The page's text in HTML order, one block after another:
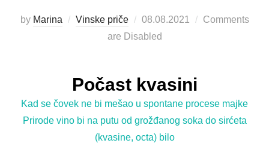
by Marina Vinske priče
Posted
on
08.08.2021
Comments
are Disabled
Počast kvasini
Kad se čovek ne bi mešao u spontane procese majke
Prirode vino bi na putu od grožđanog soka do sirćeta
(kvasine, octa) bilo